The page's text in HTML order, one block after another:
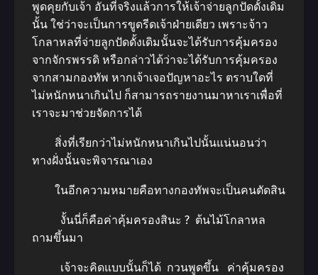
พูดคุยกับเจ้า อันที่จริงแล้วการให้เจ้าจ่ายลูกปัดดั้งเดิม
นั้น ใช่ว่าจะเป็นการขูดรีดเจ้าฝ่ายเดียว เพราะจ้าว
โกลาหลที่จ่ายลูกปัดดั้งเดิมนั้นจะได้รับการคุ้มครอง
จากจักรพรรดิ หรือกล่าวได้ว่าจะได้รับการคุ้มครอง
จากสามกองทัพ หากเจ้าเจอปัญหาอะไร ตราบใดที่
ไม่หนักหนาเกินไป ก็สามารถรายงานมาหาเราเพื่อที่
เราจะมาช่วยจัดการได้
สิ่งที่เรียกว่าไม่หนักหนาเกินไปนั้นแน่นอนว่า
ทางฝั่งนั้นจะพิจารณาเอง
ในอีกความหมายคือทางกองทัพจะเป็นคนตัดสิน
งั้นนี่ก็คือค่าคุ้มครองสินะ ? ต้นไม้โกลาหล
ถามขึ้นมา
เจ้าจะคิดแบบนั้นก็ได้ กวนพูดขึ้น ค่าคุ้มครอง